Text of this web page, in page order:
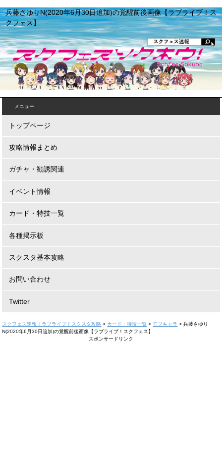
兵藤さゆりN(2020年6月30日追加)の覚醒前後画像【ラブライブ！ス
クフェス】
メニュー
トップページ
攻略情報まとめ
ガチャ・勧誘関連
イベント情報
カード・特技一覧
各種掲示板
スクスタ基本攻略
お問い合わせ
Twitter
スクフェス速報｜ラブライブ！スクスタ攻略 > カード・特技一覧 >モブキャラ >兵藤さゆり
N(2020年6月30日追加)の覚醒前後画像【ラブライブ！スクフェス】
スポンサードリンク